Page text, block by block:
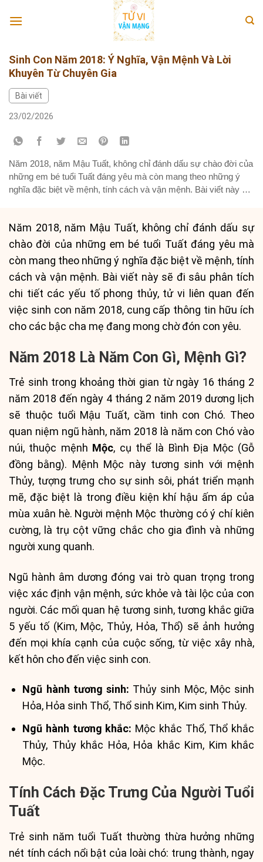
Sinh Con Năm 2018: Ý Nghĩa, Vận Mệnh Và Lời
Khuyên Từ Chuyên Gia
Bài viết
23/02/2026
Năm 2018, năm Mậu Tuất, không chỉ đánh dấu sự chào đời của
những em bé tuổi Tuất đáng yêu mà còn mang theo những ý
nghĩa đặc biệt về mệnh, tính cách và vận mệnh. Bài viết này sẽ
Năm 2018, năm Mậu Tuất, không chỉ đánh dấu sự
chào đời của những em bé tuổi Tuất đáng yêu mà
còn mang theo những ý nghĩa đặc biệt về mệnh, tính
cách và vận mệnh. Bài viết này sẽ đi sâu phân tích
chi tiết các yếu tố phong thủy, tử vi liên quan đến
việc sinh con năm 2018, cung cấp thông tin hữu ích
cho các bậc cha mẹ đang mong chờ đón con yêu.
Năm 2018 Là Năm Con Gì, Mệnh Gì?
Trẻ sinh trong khoảng thời gian từ ngày 16 tháng 2
năm 2018 đến ngày 4 tháng 2 năm 2019 dương lịch
sẽ thuộc tuổi Mậu Tuất, cầm tinh con Chó. Theo
quan niệm ngũ hành, năm 2018 là năm con Chó vào
núi, thuộc mệnh Mộc, cụ thể là Bình Địa Mộc (Gỗ
đồng bằng). Mệnh Mộc này tương sinh với mệnh
Thủy, tượng trưng cho sự sinh sôi, phát triển mạnh
mẽ, đặc biệt là trong điều kiện khí hậu ấm áp của
mùa xuân hè. Người mệnh Mộc thường có ý chí kiên
cường, là trụ cột vững chắc cho gia đình và những
người xung quanh.
Ngũ hành âm dương đóng vai trò quan trọng trong
việc xác định vận mệnh, sức khỏe và tài lộc của con
người. Các mối quan hệ tương sinh, tương khắc giữa
5 yếu tố (Kim, Mộc, Thủy, Hỏa, Thổ) sẽ ảnh hưởng
đến mọi khía cạnh của cuộc sống, từ việc xây nhà,
kết hôn cho đến việc sinh con.
Ngũ hành tương sinh: Thủy sinh Mộc, Mộc sinh
Hỏa, Hỏa sinh Thổ, Thổ sinh Kim, Kim sinh Thủy.
Ngũ hành tương khắc: Mộc khắc Thổ, Thổ khắc
Thủy, Thủy khắc Hỏa, Hỏa khắc Kim, Kim khắc
Mộc.
Tính Cách Đặc Trưng Của Người Tuổi
Tuất
Trẻ sinh năm tuổi Tuất thường thừa hưởng những
nét tính cách nổi bật của loài chó: trung thành, ngay